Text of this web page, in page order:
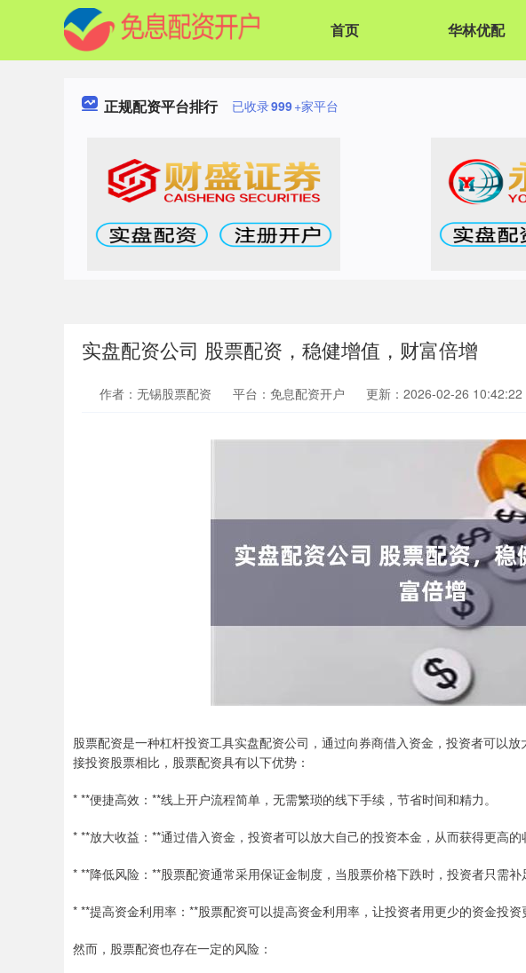
首页 华林优配
正规配资平台排行 已收录999+家平台
实盘配资公司 股票配资，稳健增值，财富倍增
作者：无锡股票配资 平台：免息配资开户 更新：2026-02-26 10:42:22
股票配资是一种杠杆投资工具实盘配资公司，通过向券商借入资金，投资者可以
接投资股票相比，股票配资具有以下优势：
* **便捷高效：**线上开户流程简单，无需繁琐的线下手续，节省时间和精力。
* **放大收益：**通过借入资金，投资者可以放大自己的投资本金，从而获得更高的
* **降低风险：**股票配资通常采用保证金制度，当股票价格下跌时，投资者只需补
* **提高资金利用率：**股票配资可以提高资金利用率，让投资者用更少的资金投资
然而，股票配资也存在一定的风险：